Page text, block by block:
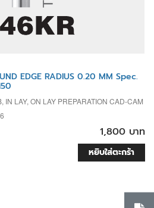
EDGE RADIUS 0.20 MM Spec.
IN LAY, ON LAY PREPARATION CAD-CAM
1,800 บาท
หยิบใส่ตะกร้า